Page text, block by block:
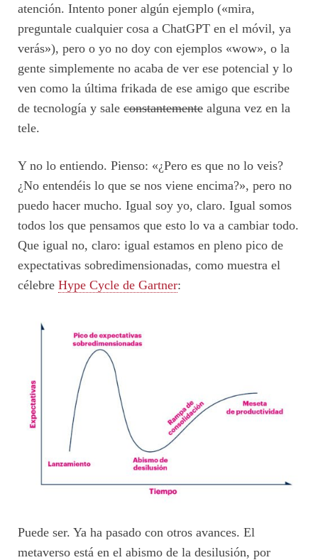
atención. Intento poner algún ejemplo («mira,
preguntale cualquier cosa a ChatGPT en el móvil, ya
verás»), pero o yo no doy con ejemplos «wow», o la
gente simplemente no acaba de ver ese potencial y lo
ven como la última frikada de ese amigo que escribe
de tecnología y sale constantemente alguna vez en la
tele.
Y no lo entiendo. Pienso: «¿Pero es que no lo veis?
¿No entendéis lo que se nos viene encima?», pero no
puedo hacer mucho. Igual soy yo, claro. Igual somos
todos los que pensamos que esto lo va a cambiar todo.
Que igual no, claro: igual estamos en pleno pico de
expectativas sobredimensionadas, como muestra el
célebre Hype Cycle de Gartner:
Puede ser. Ya ha pasado con otros avances. El
metaverso está en el abismo de la desilusión, por